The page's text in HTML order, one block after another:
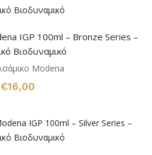
IGP 100ml – Bronze Series –
Βιοδυναμικό
Modena
€16,00